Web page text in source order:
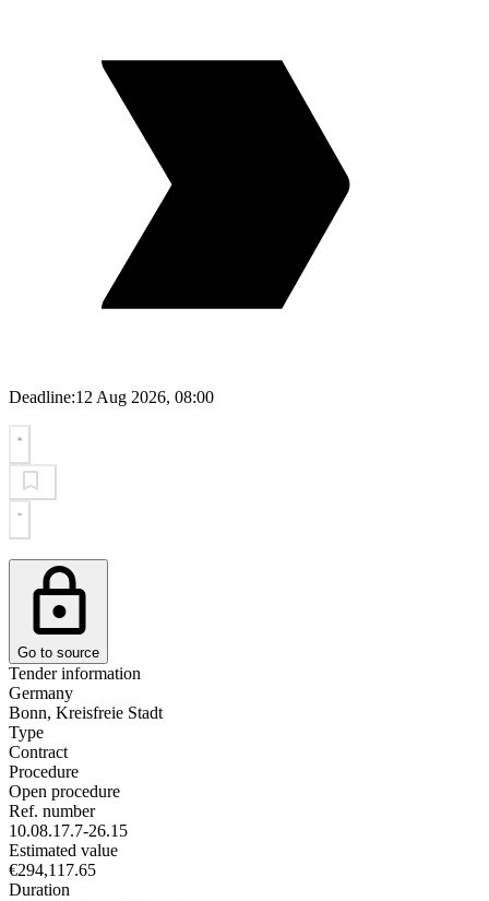
Deadline:12 Aug 2026, 08:00
Go to source
Tender information
Germany
Bonn, Kreisfreie Stadt
Type
Contract
Procedure
Open procedure
Ref. number
10.08.17.7-26.15
Estimated value
€294,117.65
Duration